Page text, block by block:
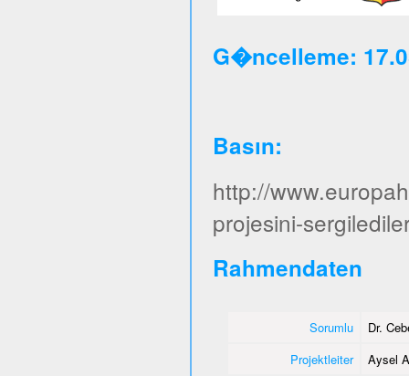
G�ncelleme:
Basın:
http://
projesini-
Rahmendaten
Sorumlu
Dr.
Projektleiter
Aysel